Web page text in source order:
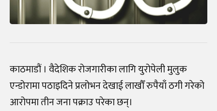
काठमाडौं । वैदेशिक रोजगारीका लागि युरोपेली मुलुक
एन्डोरामा पठाइदिने प्रलोभन देखाई लाखौँ रुपैयाँ ठगी गरेको
आरोपमा तीन जना पक्राउ परेका छन्।